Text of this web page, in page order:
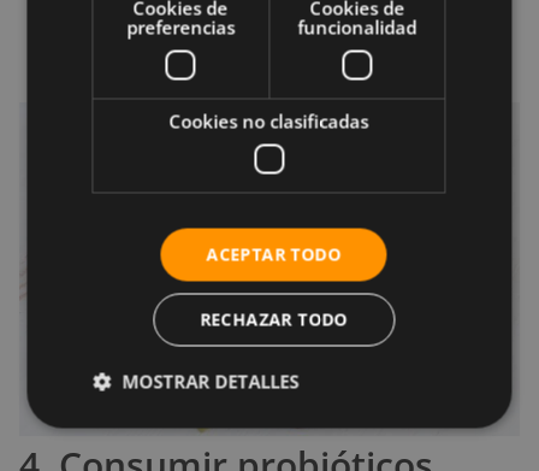
Rocía aceite de oliva en tu pasta, arroz o
verduras.
Cookies de
preferencias
Cookies de
funcionalidad
Cookies no clasificadas
ACEPTAR TODO
RECHAZAR TODO
MOSTRAR DETALLES